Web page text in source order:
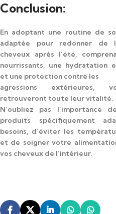
Conclusion:
En adoptant une routine de
adaptée pour redonner de
cheveux après l’été,
nourrissants, une hydratation
et une protection contre les
agressions extérieures,
retrouveront toute leur vitalité.
N’oubliez pas l’importance
produits spécifiquement
besoins, d’éviter les
et de soigner votre
vos cheveux de l’intérieur.